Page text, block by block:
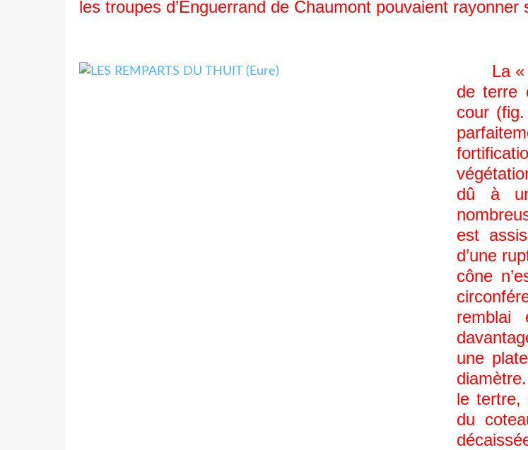
les troupes d’Enguerrand de Chaumont pouvaient
La «
de terre
cour
dû à
est
d’une
cône
une
le tertre,
du